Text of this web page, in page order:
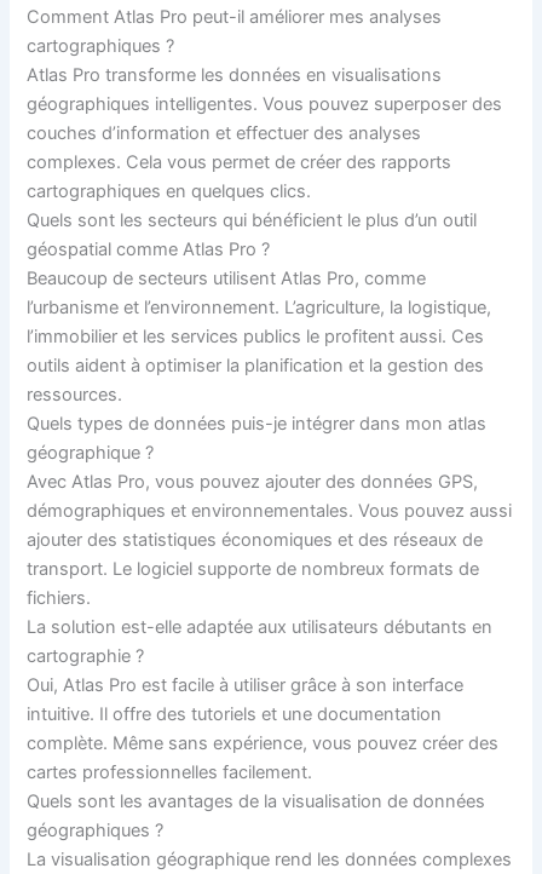
Comment Atlas Pro peut-il améliorer mes analyses
cartographiques ?
Atlas Pro transforme les données en visualisations
géographiques intelligentes. Vous pouvez superposer des
couches d’information et effectuer des analyses
complexes. Cela vous permet de créer des rapports
cartographiques en quelques clics.
Quels sont les secteurs qui bénéficient le plus d’un outil
géospatial comme Atlas Pro ?
Beaucoup de secteurs utilisent Atlas Pro, comme
l’urbanisme et l’environnement. L’agriculture, la logistique,
l’immobilier et les services publics le profitent aussi. Ces
outils aident à optimiser la planification et la gestion des
ressources.
Quels types de données puis-je intégrer dans mon atlas
géographique ?
Avec Atlas Pro, vous pouvez ajouter des données GPS,
démographiques et environnementales. Vous pouvez aussi
ajouter des statistiques économiques et des réseaux de
transport. Le logiciel supporte de nombreux formats de
fichiers.
La solution est-elle adaptée aux utilisateurs débutants en
cartographie ?
Oui, Atlas Pro est facile à utiliser grâce à son interface
intuitive. Il offre des tutoriels et une documentation
complète. Même sans expérience, vous pouvez créer des
cartes professionnelles facilement.
Quels sont les avantages de la visualisation de données
géographiques ?
La visualisation géographique rend les données complexes